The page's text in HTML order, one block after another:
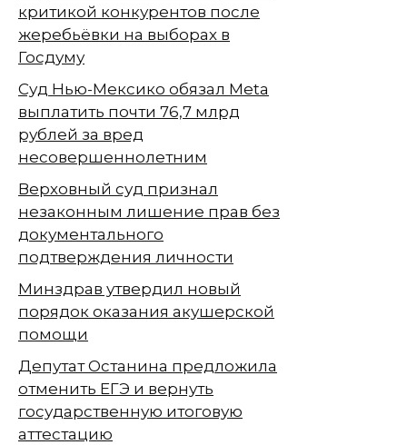
критикой конкурентов после
жеребьёвки на выборах в
Госдуму
Суд Нью-Мексико обязал Meta
выплатить почти 76,7 млрд
рублей за вред
несовершеннолетним
Верховный суд признал
незаконным лишение прав без
документального
подтверждения личности
Минздрав утвердил новый
порядок оказания акушерской
помощи
Депутат Останина предложила
отменить ЕГЭ и вернуть
государственную итоговую
аттестацию